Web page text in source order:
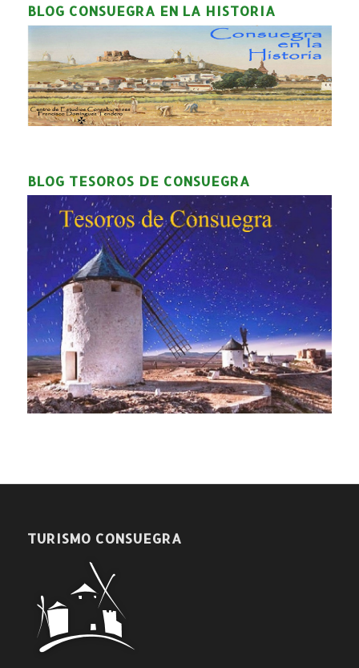
BLOG CONSUEGRA EN LA HISTORIA
BLOG TESOROS DE CONSUEGRA
TURISMO CONSUEGRA